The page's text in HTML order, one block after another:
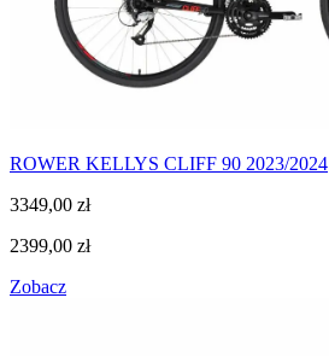
ROWER KELLYS CLIFF 90 2023/2024
3349,00 zł
2399,00 zł
Zobacz